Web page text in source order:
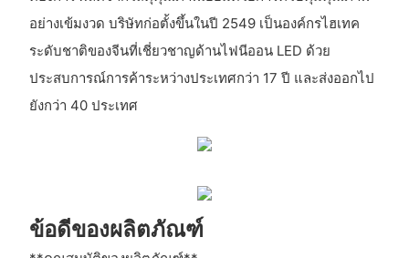
อย่างเข้มงวด บริษัทก่อตั้งขึ้นในปี 2549 เป็นองค์กรไฮเทค
ระดับชาติของจีนที่เชี่ยวชาญด้านไฟนีออน LED ด้วย
ประสบการณ์การค้าระหว่างประเทศกว่า 17 ปี และส่งออกไป
ยังกว่า 40 ประเทศ
ข้อดีของผลิตภัณฑ์